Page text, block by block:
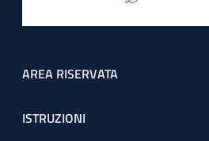
Footer menu
AREA RISERVATA
ISTRUZIONI